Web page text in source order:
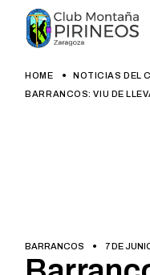
content
HOME NOTICIAS DEL
BARRANCOS: VIU DE
BARRANCOS 7 DE